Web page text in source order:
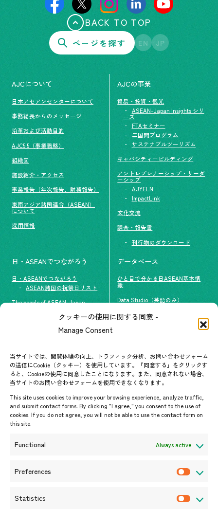
クッキーの使用に関する同意 -
Manage Consent
当サイトでは、閲覧体験の向上、トラフィック分析、お問い合わせフォーム
の送信にCookie（クッキー）を使用しています。『同意する』をクリックす
ると、Cookieの使用に同意したことになります。また、同意されない場合、
当サイトのお問い合わせフォームを使用できなくなります。
This site uses cookies to improve your browsing experience, analyze traffic,
and submit contact forms. By clicking "I agree," you consent to the use of
cookies. If you do not agree, you will not be able to use the contact form on
this site.
Functional Always active
Preferences
Statistics
BACK TO TOP
ページを探す EN JP
AJCについて
日本アセアンセンターについて
事務総長からのメッセージ
沿革および活動目的
AJC5.5（事業戦略）
組織図
施設紹介・アクセス
事業報告（年次報告、財務報告）
東南アジア諸国連合（ASEAN）
について
採用情報
AJCの事業
貿易・投資・観光
ASEAN-Japan Insights シリ
ーズ
FTAセミナー
二国間プログラム
サステナブルツーリズム
キャパシティービルディング
アントレプレナーシップ・リーダ
ーシップ
AJYELN
ImpactLink
文化交流
調査・報告書
刊行物のダウンロード
日・ASEANでつながろう
日・ASEANでつながろう
ASEAN諸国の祝祭日リスト
The people of ASEAN-Japan
グループ訪問の受け入れ
ASEANPEDIA
イベント・お知らせ
開催中・開催予定のイベント
イベント案内
お知らせ
データベース
ひと目で分かる日ASEAN基本情
報
Data Studio（英語のみ）
お問い合わせ先一覧